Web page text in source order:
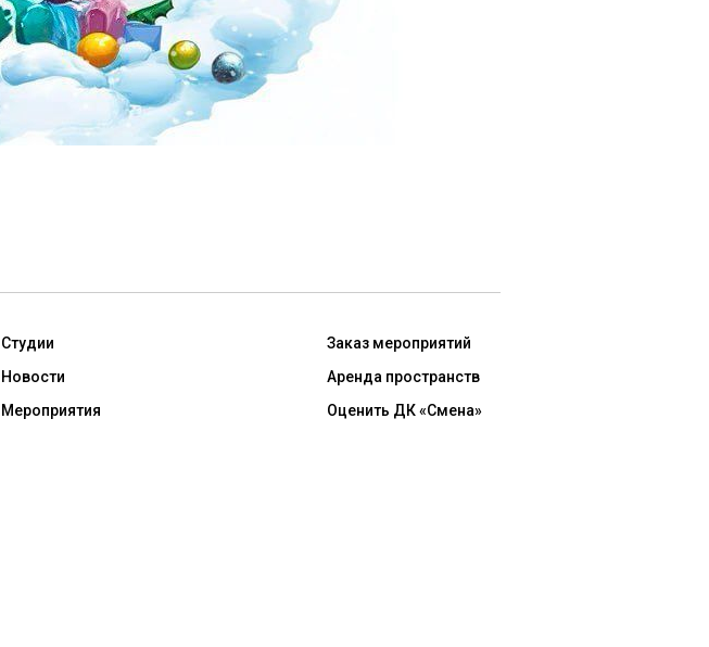
Студии
Новости
Мероприятия
Заказ мероприятий
Аренда пространств
Оценить ДК «Смена»